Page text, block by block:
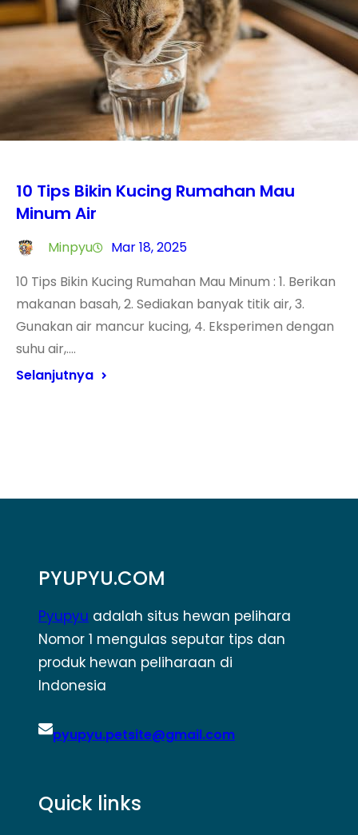
10 Tips Bikin Kucing Rumahan Mau
Minum Air
Minpyu
Mar 18, 2025
10 Tips Bikin Kucing Rumahan Mau Minum : 1. Berikan
makanan basah, 2. Sediakan banyak titik air, 3.
Gunakan air mancur kucing, 4. Eksperimen dengan
suhu air,….
Selanjutnya
PYUPYU.COM
Pyupyu adalah situs hewan pelihara
Nomor 1 mengulas seputar tips dan
produk hewan peliharaan di
Indonesia
pyupyu.petsite@gmail.com
Quick links